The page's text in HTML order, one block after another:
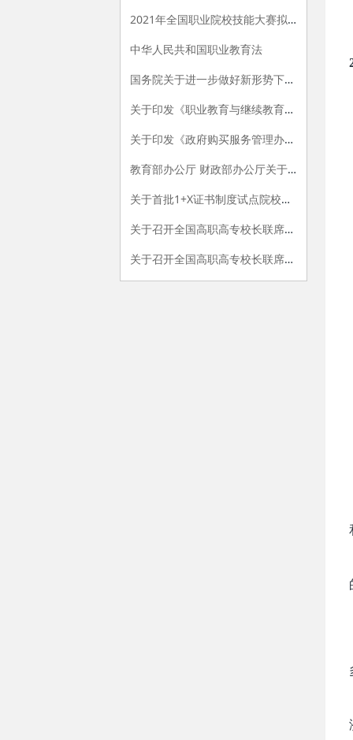
2021年全国职业院校技能大赛拟设赛项赛题 （高职组）
中华人民共和国职业教育法
国务院关于进一步做好新形势下就业创业工作的意见
关于印发《职业教育与继续教育2015年工作要点》的函
关于印发《政府购买服务管理办法（暂行）》的通知
教育部办公厅 财政部办公厅关于做好“国家示范性高等职业院校建设计划”骨干高职院校建设项目2015年验收工作的通知
关于首批1+X证书制度试点院校名单的公告
关于召开全国高职高专校长联席会议2015年年会的通知
关于召开全国高职高专校长联席会议2018年年会的通知